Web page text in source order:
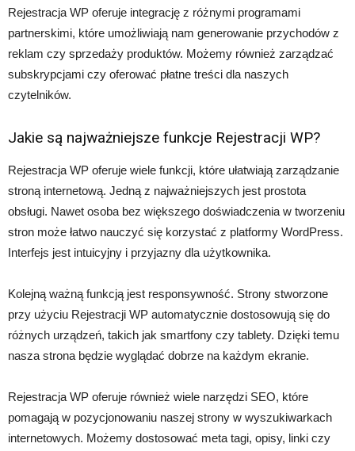
Rejestracja WP oferuje integrację z różnymi programami
partnerskimi, które umożliwiają nam generowanie przychodów z
reklam czy sprzedaży produktów. Możemy również zarządzać
subskrypcjami czy oferować płatne treści dla naszych
czytelników.
Jakie są najważniejsze funkcje Rejestracji WP?
Rejestracja WP oferuje wiele funkcji, które ułatwiają zarządzanie
stroną internetową. Jedną z najważniejszych jest prostota
obsługi. Nawet osoba bez większego doświadczenia w tworzeniu
stron może łatwo nauczyć się korzystać z platformy WordPress.
Interfejs jest intuicyjny i przyjazny dla użytkownika.
Kolejną ważną funkcją jest responsywność. Strony stworzone
przy użyciu Rejestracji WP automatycznie dostosowują się do
różnych urządzeń, takich jak smartfony czy tablety. Dzięki temu
nasza strona będzie wyglądać dobrze na każdym ekranie.
Rejestracja WP oferuje również wiele narzędzi SEO, które
pomagają w pozycjonowaniu naszej strony w wyszukiwarkach
internetowych. Możemy dostosować meta tagi, opisy, linki czy